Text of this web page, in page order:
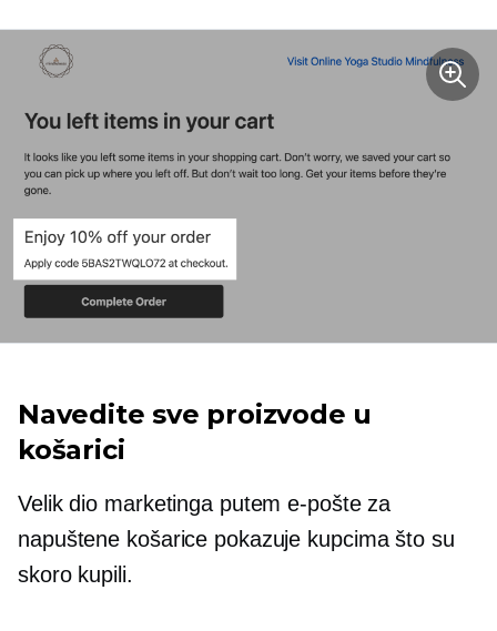
Navedite sve proizvode u
košarici
Velik dio marketinga putem e-pošte za
napuštene košarice pokazuje kupcima što su
skoro kupili.